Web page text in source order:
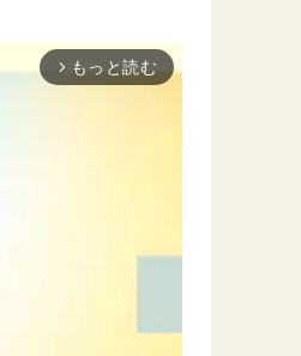
arrow_forward_ios もっと読む